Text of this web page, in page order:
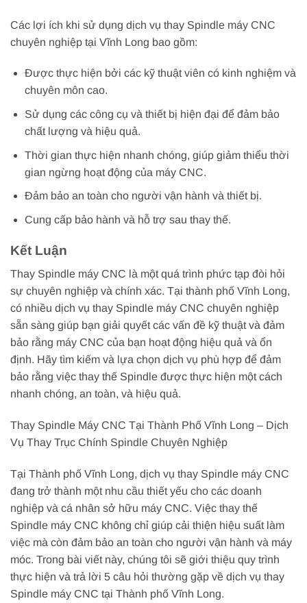
Các lợi ích khi sử dụng dịch vụ thay Spindle máy CNC
chuyên nghiệp tại Vĩnh Long bao gồm:
Được thực hiện bởi các kỹ thuật viên có kinh nghiệm và
chuyên môn cao.
Sử dụng các công cụ và thiết bị hiện đại để đảm bảo
chất lượng và hiệu quả.
Thời gian thực hiện nhanh chóng, giúp giảm thiểu thời
gian ngừng hoạt động của máy CNC.
Đảm bảo an toàn cho người vận hành và thiết bị.
Cung cấp bảo hành và hỗ trợ sau thay thế.
Kết Luận
Thay Spindle máy CNC là một quá trình phức tạp đòi hỏi
sự chuyên nghiệp và chính xác. Tại thành phố Vĩnh Long,
có nhiều dịch vụ thay Spindle máy CNC chuyên nghiệp
sẵn sàng giúp bạn giải quyết các vấn đề kỹ thuật và đảm
bảo rằng máy CNC của bạn hoạt động hiệu quả và ổn
định. Hãy tìm kiếm và lựa chọn dịch vụ phù hợp để đảm
bảo rằng việc thay thế Spindle được thực hiện một cách
nhanh chóng, an toàn, và hiệu quả.
Thay Spindle Máy CNC Tại Thành Phố Vĩnh Long – Dịch
Vụ Thay Trục Chính Spindle Chuyên Nghiệp
Tại Thành phố Vĩnh Long, dịch vụ thay Spindle máy CNC
đang trở thành một nhu cầu thiết yếu cho các doanh
nghiệp và cá nhân sở hữu máy CNC. Việc thay thế
Spindle máy CNC không chỉ giúp cải thiện hiệu suất làm
việc mà còn đảm bảo an toàn cho người vận hành và máy
móc. Trong bài viết này, chúng tôi sẽ giới thiệu quy trình
thực hiện và trả lời 5 câu hỏi thường gặp về dịch vụ thay
Spindle máy CNC tại Thành phố Vĩnh Long.